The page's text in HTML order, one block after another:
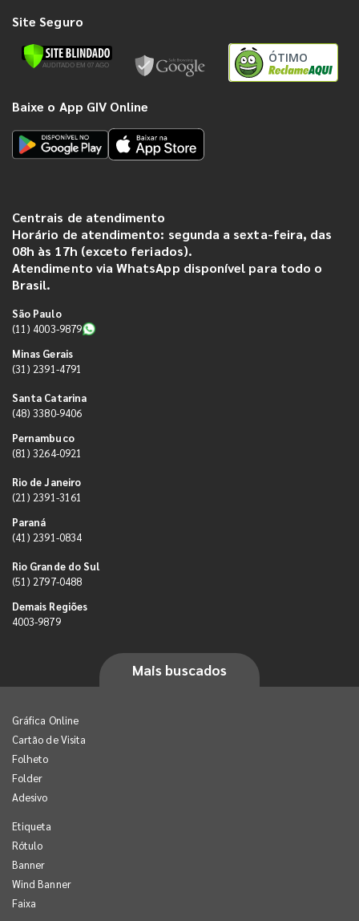
Site Seguro
ÓTIMO
Baixe o App GIV Online
Centrais de atendimento
Horário de atendimento: segunda a sexta-feira, das
08h às 17h (exceto feriados).
Atendimento via WhatsApp disponível para todo o
Brasil.
São Paulo
(11) 4003-9879
Minas Gerais
(31) 2391-4791
Santa Catarina
(48) 3380-9406
Pernambuco
(81) 3264-0921
Rio de Janeiro
(21) 2391-3161
Paraná
(41) 2391-0834
Rio Grande do Sul
(51) 2797-0488
Demais Regiões
4003-9879
Mais buscados
Gráfica Online
Cartão de Visita
Folheto
Folder
Adesivo
Etiqueta
Rótulo
Banner
Wind Banner
Faixa